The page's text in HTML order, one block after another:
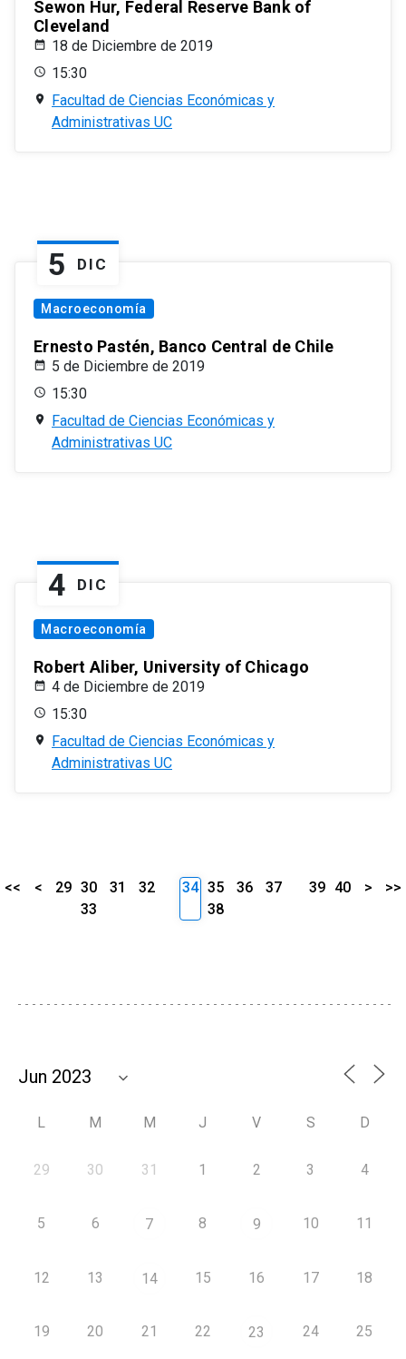
Sewon Hur, Federal Reserve Bank of
Cleveland
18 de Diciembre de 2019
15:30
Facultad de Ciencias Económicas y
Administrativas UC
5 DIC
Macroeconomía
Ernesto Pastén, Banco Central de Chile
5 de Diciembre de 2019
15:30
Facultad de Ciencias Económicas y
Administrativas UC
4 DIC
Macroeconomía
Robert Aliber, University of Chicago
4 de Diciembre de 2019
15:30
Facultad de Ciencias Económicas y
Administrativas UC
<< < 29 30 31
32
33
34 35 36
37
38
39 40 > >>
L M M J V S D
29 30 31 1 2 3 4
5 6 7 8 9 10 11
12 13 14 15 16 17 18
19 20 21 22 23 24 25